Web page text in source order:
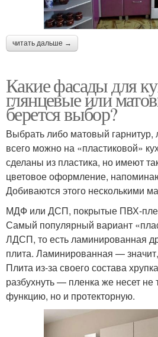
читать дальше →
Какие фасады для
глянцевые или
берется выбор?
Выбрать либо матовый
всего можно на «пластиковой»
сделаны из пластика, но имеют
цветовое оформление,
Добиваются этого несколькими
МДФ или ДСП, покрытые ПВХ-
Самый популярный вариант
ЛДСП, то есть ламинированная
плита. Ламинированная —
Плита из-за своего состава
разбухнуть — пленка же несет не
функцию, но и протекторную.